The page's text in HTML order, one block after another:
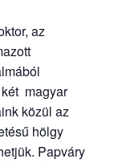
az
magyar
közül az
hölgy
Papváry